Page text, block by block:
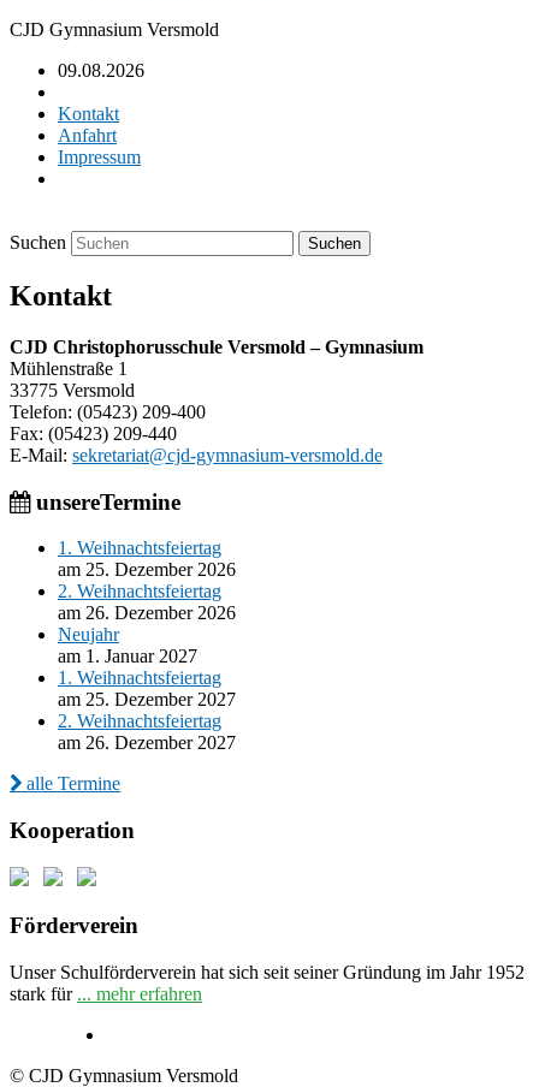
CJD Gymnasium Versmold
09.08.2026
Kontakt
Anfahrt
Impressum
Suchen
Kontakt
CJD Christophorusschule Versmold – Gymnasium
Mühlenstraße 1
33775 Versmold
Telefon: (05423) 209-400
Fax: (05423) 209-440
E-Mail: sekretariat@cjd-gymnasium-versmold.de
unsereTermine
1. Weihnachtsfeiertag
am 25. Dezember 2026
2. Weihnachtsfeiertag
am 26. Dezember 2026
Neujahr
am 1. Januar 2027
1. Weihnachtsfeiertag
am 25. Dezember 2027
2. Weihnachtsfeiertag
am 26. Dezember 2027
alle Termine
Kooperation
Förderverein
Unser Schulförderverein hat sich seit seiner Gründung im Jahr 1952
stark für ... mehr erfahren
© CJD Gymnasium Versmold